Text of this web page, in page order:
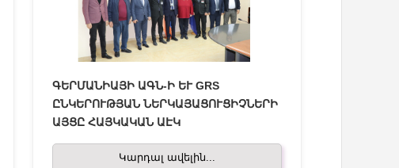
ԳԵՐՄԱՆԻԱՅԻ ԱԳՆ-Ի ԵՒ GRS Ը
ՆԿԵՐՈՒԹՅԱՆ ՆԵՐԿԱՅԱՑՈՒՑԻՉՆԵՐԻ Ա
ՅՑԸ ՀԱՅԿԱԿԱՆ ԱԷԿ
Կարդալ ավելին...